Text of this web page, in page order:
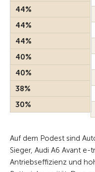
44%
44%
44%
40%
40%
38%
30%
Auf dem Podest sind
Sieger, Audi A6 Avant
Antriebseffizienz und